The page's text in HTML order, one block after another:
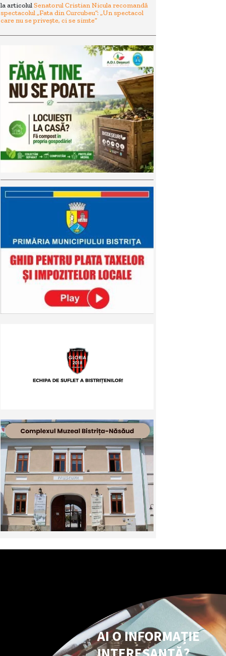
la articolulSenatorul Cristian Nicula recomandă
spectacolul „Fata din Curcubeu”: „Un spectacol
care nu se privește, ci se simte”
AI O INFORMAȚIE